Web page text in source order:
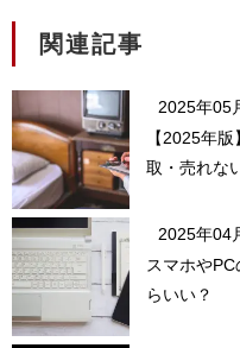
関連記事
2025年05
【2025年
取・売れな
2025年04
スマホや
らいい？